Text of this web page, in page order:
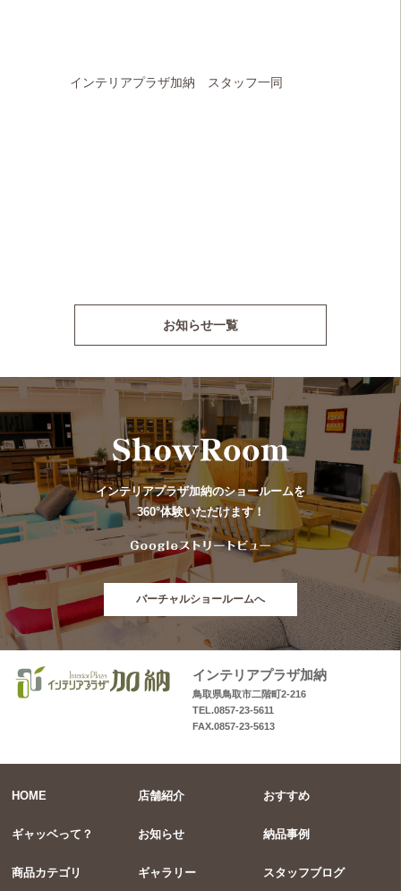
インテリアプラザ加納 スタッフ一同
お知らせ一覧
インテリアプラザ加納のショールームを
360°体験いただけます！
バーチャルショールームへ
インテリアプラザ加納
鳥取県鳥取市二階町2-216
TEL.0857-23-5611
FAX.0857-23-5613
HOME 店舗紹介 おすすめ
ギャッベって？ お知らせ 納品事例
商品カテゴリ ギャラリー スタッフブログ